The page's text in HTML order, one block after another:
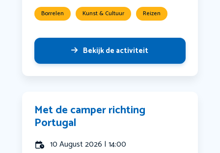
Borrelen Kunst & Cultuur Reizen
Bekijk de activiteit
Met de camper richting
Portugal
10 August 2026 | 14:00